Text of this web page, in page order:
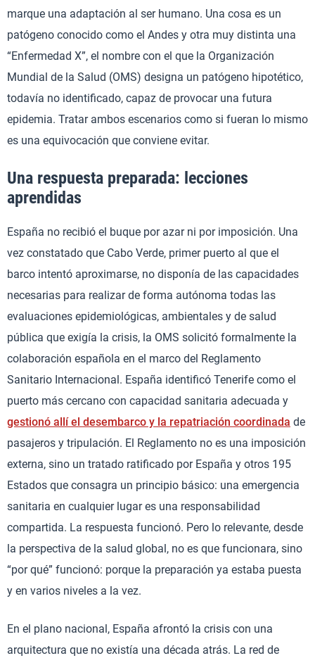
marque una adaptación al ser humano. Una cosa es un
patógeno conocido como el Andes y otra muy distinta una
“Enfermedad X”, el nombre con el que la Organización
Mundial de la Salud (OMS) designa un patógeno hipotético,
todavía no identificado, capaz de provocar una futura
epidemia. Tratar ambos escenarios como si fueran lo mismo
es una equivocación que conviene evitar.
Una respuesta preparada: lecciones
aprendidas
España no recibió el buque por azar ni por imposición. Una
vez constatado que Cabo Verde, primer puerto al que el
barco intentó aproximarse, no disponía de las capacidades
necesarias para realizar de forma autónoma todas las
evaluaciones epidemiológicas, ambientales y de salud
pública que exigía la crisis, la OMS solicitó formalmente la
colaboración española en el marco del Reglamento
Sanitario Internacional. España identificó Tenerife como el
puerto más cercano con capacidad sanitaria adecuada y
gestionó allí el desembarco y la repatriación coordinada de
pasajeros y tripulación. El Reglamento no es una imposición
externa, sino un tratado ratificado por España y otros 195
Estados que consagra un principio básico: una emergencia
sanitaria en cualquier lugar es una responsabilidad
compartida. La respuesta funcionó. Pero lo relevante, desde
la perspectiva de la salud global, no es que funcionara, sino
“por qué” funcionó: porque la preparación ya estaba puesta
y en varios niveles a la vez.
En el plano nacional, España afrontó la crisis con una
arquitectura que no existía una década atrás. La red de